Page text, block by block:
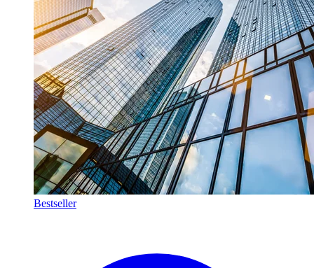
Bestseller